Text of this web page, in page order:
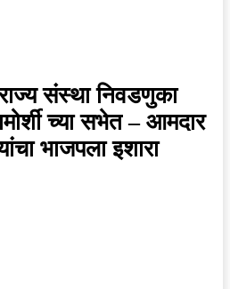
संस्था निवडणुका
च्या सभेत – आमदार
भाजपला इशारा